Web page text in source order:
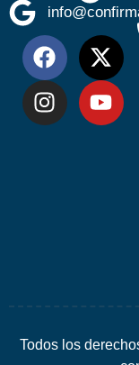
Todos los